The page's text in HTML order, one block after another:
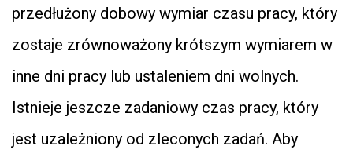
przedłużony dobowy wymiar czasu pracy, który
zostaje zrównoważony krótszym wymiarem w
inne dni pracy lub ustaleniem dni wolnych.
Istnieje jeszcze zadaniowy czas pracy, który
jest uzależniony od zleconych zadań. Aby